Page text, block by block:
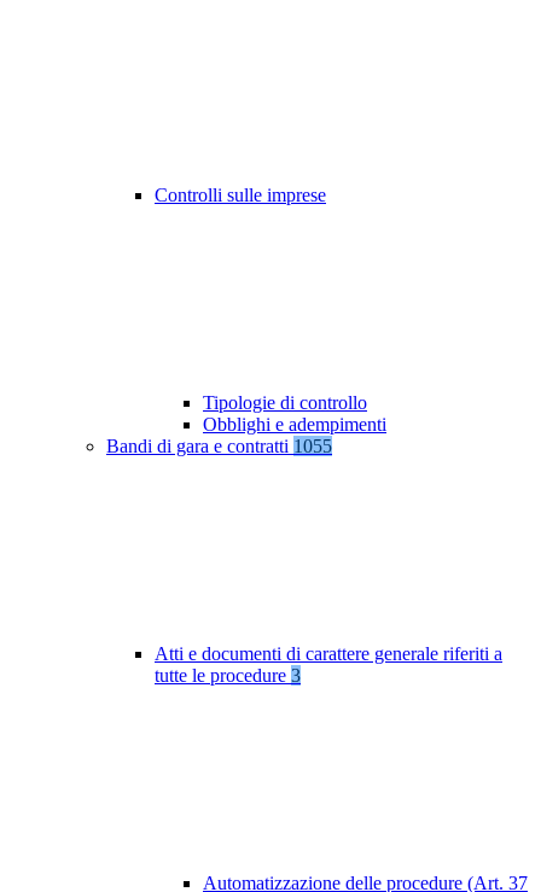
Controlli sulle imprese
Tipologie di controllo
Obblighi e adempimenti
Bandi di gara e contratti 1055
Atti e documenti di carattere generale riferiti a
tutte le procedure 3
Automatizzazione delle procedure (Art. 37